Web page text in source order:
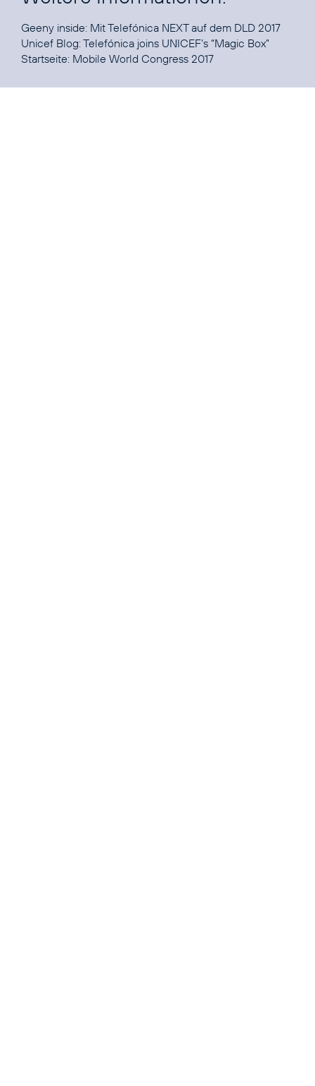
Geeny inside: Mit Telefónica NEXT auf dem DLD 2017
Unicef Blog:Telefónica joins UNICEF’s “Magic Box”
Startseite: Mobile World Congress 2017